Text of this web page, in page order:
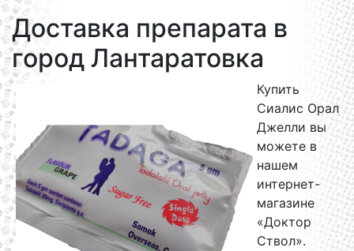
Доставка препарата в
город Лантаратовка
Купить
Сиалис Орал
Джелли вы
можете в
нашем
интернет-
магазине
«Доктор
Ствол».